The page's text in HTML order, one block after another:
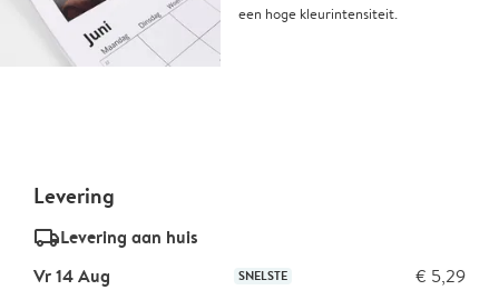
een hoge kleurintensiteit.
Levering
delivery_standard_v2Levering aan huis
Vr 14 Aug
SNELSTE € 5,29